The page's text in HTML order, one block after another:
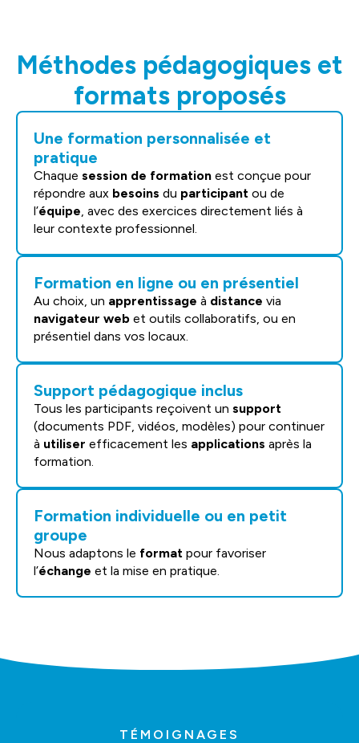
Méthodes pédagogiques et
formats proposés
Une formation personnalisée et
pratique
Chaque session de formation est conçue pour
répondre aux besoins du participant ou de
l’équipe, avec des exercices directement liés à
leur contexte professionnel.
Formation en ligne ou en présentiel
Au choix, un apprentissage à distance via
navigateur web et outils collaboratifs, ou en
présentiel dans vos locaux.
Formation individuelle ou en petit
groupe
Nous adaptons le format pour favoriser
l’échange et la mise en pratique.
Support pédagogique inclus
Tous les participants reçoivent un support
(documents PDF, vidéos, modèles) pour continuer
à utiliser efficacement les applications après la
formation.
TÉMOIGNAGES